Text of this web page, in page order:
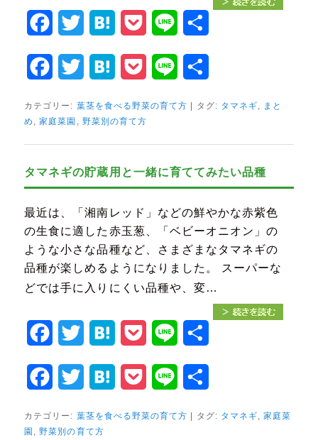
Facebook
Twitter HatenaPocket Line
Facebook
Twitter HatenaPocket Line
カテゴリー: 葉茎を食べる野菜の育て方 | タグ: タマネギ, まと
め ,家庭菜園 , 野菜別の育て方
タマネギの貯蔵用と一緒に育ててみたい品種
最近は、「湘南レッド」などの鮮やかな赤紫色
の生食に適した赤玉葱、「ベビーオニオン」の
ような小さな品種など、さまざまなタマネギの
品種が楽しめるようになりました。 スーパーな
どでは手に入りにくい品種や、変…
Facebook
Twitter HatenaPocket Line
Facebook
Twitter HatenaPocket Line
カテゴリー: 葉茎を食べる野菜の育て方 | タグ: タマネギ ,家庭菜
園
,野菜別の育て方